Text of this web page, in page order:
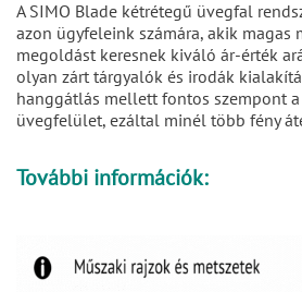
A SIMO Blade kétrétegű üvegfal
azon ügyfeleink számára, akik magas
megoldást keresnek kiváló ár-érték
olyan zárt tárgyalók és irodák
hanggátlás mellett fontos szempont
üvegfelület, ezáltal minél több fény
További információk: